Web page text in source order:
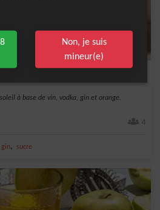
à base de vin, vodka, gin et orange.
4
gin, sucre
Non, je suis
mineur(e)